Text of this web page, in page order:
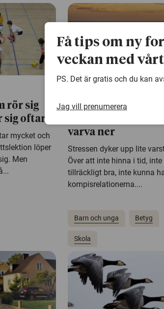
rör sig
oftare
mycket och
löper
Men
Stresstudie på
varva ner
Stressen dyker upp lite
Över att inte hinna i tid, inte
tillräckligt bra, inte kunna
kompisrelationerna....
Barn och unga Betyg
Skola
Få tips om ny
veckan med
PS. Det är gratis och du kan
Jag vill prenumerera